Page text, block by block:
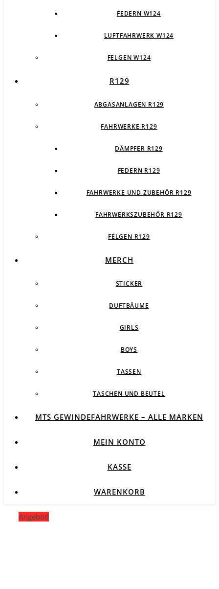
FEDERN W124
LUFTFAHRWERK W124
FELGEN W124
R129
ABGASANLAGEN R129
FAHRWERKE R129
DÄMPFER R129
FEDERN R129
FAHRWERKE UND ZUBEHÖR R129
FAHRWERKSZUBEHÖR R129
FELGEN R129
MERCH
STICKER
DUFTBÄUME
GIRLS
BOYS
TASSEN
TASCHEN UND BEUTEL
MTS GEWINDEFAHRWERKE – ALLE MARKEN
MEIN KONTO
KASSE
WARENKORB
Angebot!